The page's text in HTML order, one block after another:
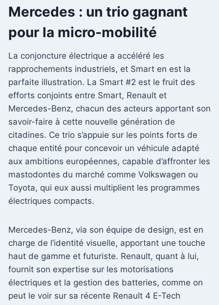
Mercedes : un trio gagnant
pour la micro-mobilité
La conjoncture électrique a accéléré les
rapprochements industriels, et Smart en est la
parfaite illustration. La Smart #2 est le fruit des
efforts conjoints entre Smart, Renault et
Mercedes-Benz, chacun des acteurs apportant son
savoir-faire à cette nouvelle génération de
citadines. Ce trio s’appuie sur les points forts de
chaque entité pour concevoir un véhicule adapté
aux ambitions européennes, capable d’affronter les
mastodontes du marché comme Volkswagen ou
Toyota, qui eux aussi multiplient les programmes
électriques compacts.
Mercedes-Benz, via son équipe de design, est en
charge de l’identité visuelle, apportant une touche
haut de gamme et futuriste. Renault, quant à lui,
fournit son expertise sur les motorisations
électriques et la gestion des batteries, comme on
peut le voir sur sa récente Renault 4 E-Tech